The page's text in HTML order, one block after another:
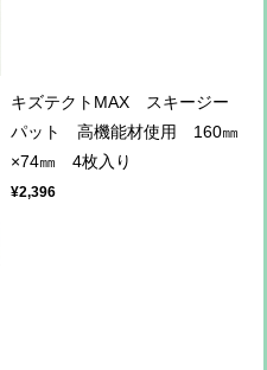
キズテクトMAX スキージー
パット 高機能材使用 160㎜
×74㎜ 4枚入り
¥2,396